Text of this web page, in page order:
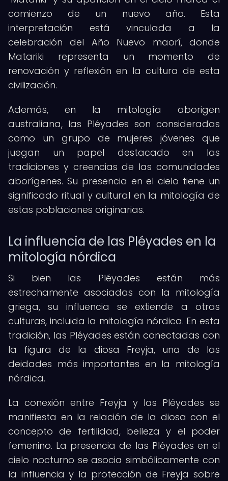
comienzo de un nuevo año. Esta
interpretación está vinculada a la
celebración del Año Nuevo maorí, donde
Matariki representa un momento de
renovación y reflexión en la cultura de esta
civilización.
Además, en la mitología aborigen
australiana, las Pléyades son consideradas
como un grupo de mujeres jóvenes que
juegan un papel destacado en las
tradiciones y creencias de las comunidades
aborígenes. Su presencia en el cielo tiene un
significado ritual y cultural en la mitología de
estas poblaciones originarias.
La influencia de las Pléyades en la
mitología nórdica
Si bien las Pléyades están más
estrechamente asociadas con la mitología
griega, su influencia se extiende a otras
culturas, incluida la mitología nórdica. En esta
tradición, las Pléyades están conectadas con
la figura de la diosa Freyja, una de las
deidades más importantes en la mitología
nórdica.
La conexión entre Freyja y las Pléyades se
manifiesta en la relación de la diosa con el
concepto de fertilidad, belleza y el poder
femenino. La presencia de las Pléyades en el
cielo nocturno se asocia simbólicamente con
la influencia y la protección de Freyja sobre